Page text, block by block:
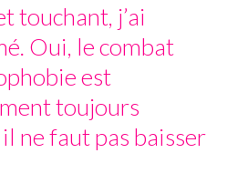
touchant, j’ai
Oui, le combat
est
toujours
ne faut pas baisser